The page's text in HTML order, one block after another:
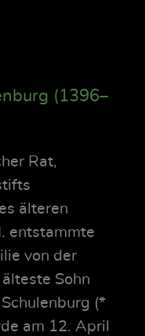
(1396–
Rat,
älteren
entstammte
von der
Sohn
(*
am 12. April